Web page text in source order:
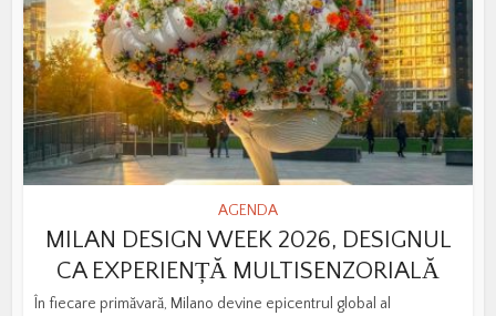
AGENDA
MILAN DESIGN WEEK 2026, DESIGNUL
CA EXPERIENȚĂ MULTISENZORIALĂ
În fiecare primăvară, Milano devine epicentrul global al